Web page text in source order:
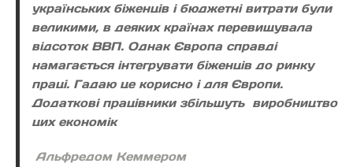
українських біженців і бюджетні витрати були
великими, в деяких країнах перевищувала
відсоток ВВП. Однак Європа справді
намагається інтегрувати біженців до ринку
праці. Гадаю це корисно і для Європи.
Додаткові працівники збільшуть виробництво
цих економік
Альфредом Кеммером